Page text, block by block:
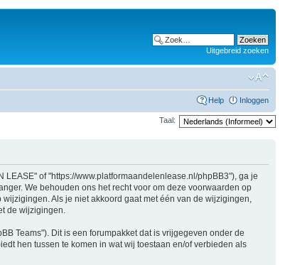
Uitgebreid zoeken
Help Inloggen
Taal:
of "https://www.platformaandelenlease.nl/phpBB3"), ga je
We behouden ons het recht voor om deze voorwaarden op
Als je niet akkoord gaat met één van de wijzigingen,
de wijzigingen.
Teams"). Dit is een forumpakket dat is vrijgegeven onder de
hen tussen te komen in wat wij toestaan en/of verbieden als